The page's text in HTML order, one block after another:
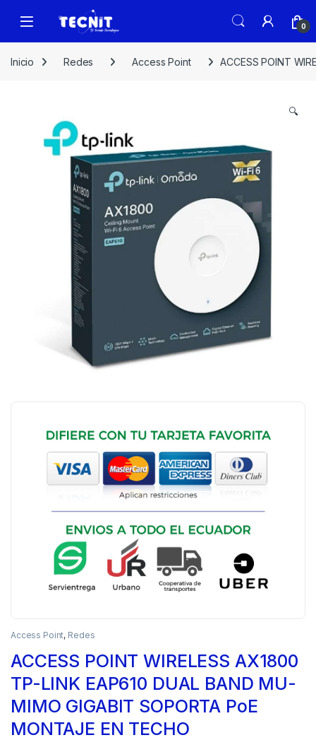
0
Inicio Redes Access Point ACCESS POINT
🔍
Access Point, Redes
ACCESS POINT WIRELESS AX1800
TP-LINK EAP610 DUAL BAND MU-
MIMO GIGABIT SOPORTA PoE
MONTAJE EN TECHO